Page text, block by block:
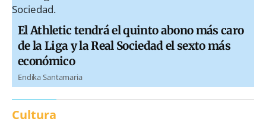
El Athletic tendrá el quinto abono más caro
de la Liga y la Real Sociedad el sexto más
económico
Endika Santamaria
Cultura